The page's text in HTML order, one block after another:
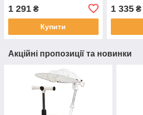
1 291 ₴
Купити
1 335₴
Акційні пропозиції та новинки